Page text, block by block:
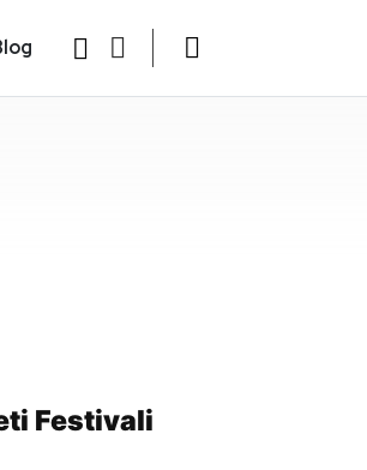
Festivali